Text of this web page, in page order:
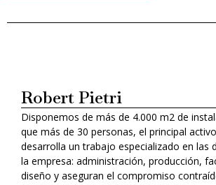
Robert Pietri
Disponemos de más de 4.000 m2 de
que más de 30 personas, el principal
desarrolla un trabajo especializado en las
la empresa: administración, producción,
diseño y aseguran el compromiso